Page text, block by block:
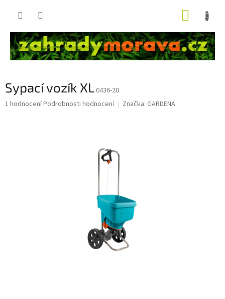
Sypací vozík XL 0436-20
Průměrné
1 hodnoceníPodrobnosti hodnocení Značka: GARDENA